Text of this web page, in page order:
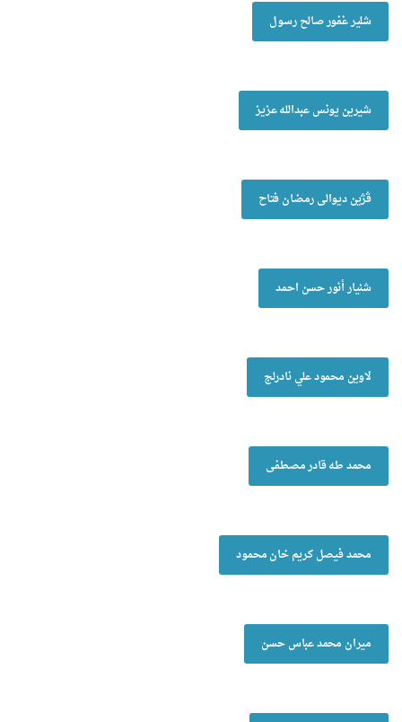
شلیر غفور صالح رسول
شیرین یونس عبداللە عزیز
ڤژین دیوالی رمضان فتاح
شنیار أنور حسن احمد
لاوین محمود علي نادرلج
محمد طە قادر مصطفی
محمد فیصل کریم خان محمود
میران محمد عباس حسن